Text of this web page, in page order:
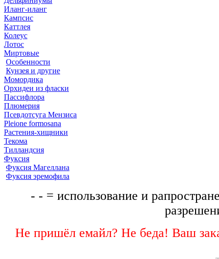
Иланг-иланг
Кампсис
Каттлея
Колеус
Лотос
Миртовые
Особенности
Кунзея и другие
Момордика
Орхидеи из фласки
Пассифлора
Плюмерия
Псевдотсуга Мензиса
Pleione formosana
Растения-хищники
Текома
Тилландсия
Фуксия
Фуксия Магеллана
Фуксия эремофила
- - = использование и
Не пришёл емайл? Не беда! Ваш